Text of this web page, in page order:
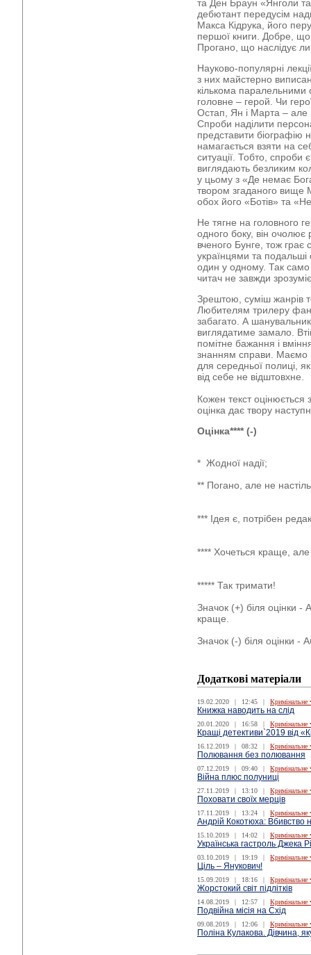
та Ден Браун «Янголи
дебютант передусім
Макса Кідрука, його
першої книги. Добре,
Прогано, що наслідує
Науково-популярні
з них майстерно
кількома паралельними
головне – герой. Чи
Остап, Ян і Марта – але
Спроби наділити
представити біографію
намагається взяти на
ситуації. Тобто,
виглядають безликим
у цьому з «Де немає
твором згаданого вище
обох його «Ботів» та
Не тягне на головного
одного боку, він очолює
вченого Бунге, тож грає
українцями та подальші
один у одному. Так
читач не завжди
Зрештою, суміш жанрів
Любителям трилеру
забагато. А
виглядатиме замало.
помітне бажання і
знанням справи. Маємо
для середньої полиці,
від себе не відштовхне.
Кожен текст
оцінка дає твору
Оцінка**** (-)
* Жодної
** Погано, але не
*** Ідея є, потрібен
**** Хочеться краще,
***** Так
Значок (+) біля оцінки -
краще.
Значок (-) біля оцінки -
Додаткові матеріали
19.02.2020 | 12:45 | Кримінальне
Книжка наводить на слід
20.01.2020 | 16:58 | Кримінальне
Кращі детективи`2019 від
16.12.2019 | 08:32 | Кримінальне
Полювання без полювання
07.12.2019 | 09:40 | Кримінальне
Війна плюс полуниці
27.11.2019 | 13:10 | Кримінальне
Поховати своїх мерців
17.11.2019 | 13:24 | Кримінальне
Андрій Кокотюха: Вбивство
15.10.2019 | 14:02 | Кримінальне
Українська гастроль Джека
03.10.2019 | 19:19 | Кримінальне
Ціль – Янукович!
15.09.2019 | 18:16 | Кримінальне
Жорстокий світ підлітків
14.08.2019 | 12:57 | Кримінальне
Подвійна місія на Схід
09.08.2019 | 12:06 | Кримінальне
Поліна Кулакова. Дівчина,